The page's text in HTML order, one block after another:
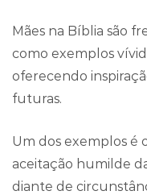
Mães na Bíblia são
como exemplos
oferecendo
futuras.
Um dos exemplos é
aceitação humilde
diante de